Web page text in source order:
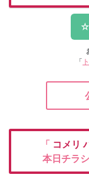
「
「 コメリ
本日チラ